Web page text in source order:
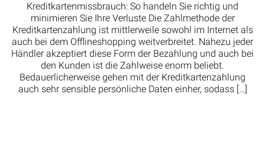
Kreditkartenmissbrauch: So handeln Sie richtig und
minimieren Sie Ihre Verluste Die Zahlmethode der
Kreditkartenzahlung ist mittlerweile sowohl im Internet als
auch bei dem Offlineshopping weitverbreitet. Nahezu jeder
Händler akzeptiert diese Form der Bezahlung und auch bei
den Kunden ist die Zahlweise enorm beliebt.
Bedauerlicherweise gehen mit der Kreditkartenzahlung
auch sehr sensible persönliche Daten einher, sodass […]